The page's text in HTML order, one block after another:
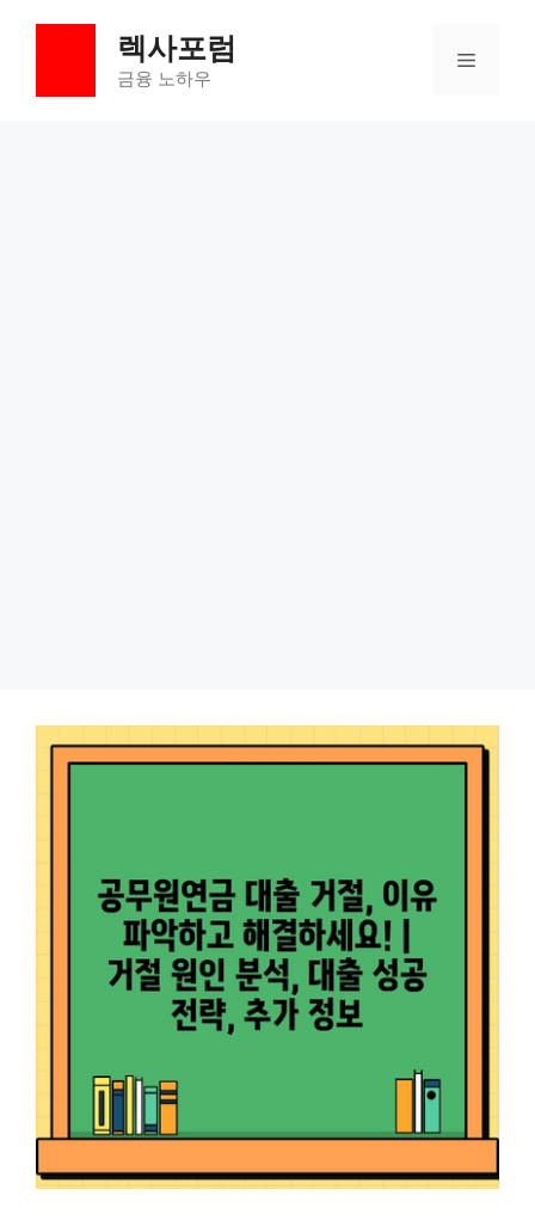
렉사포럼
금융 노하우
메